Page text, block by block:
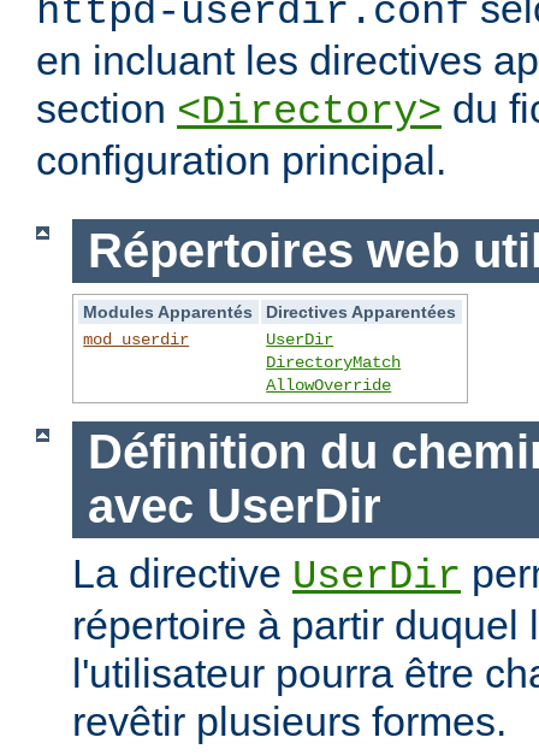
httpd-userdir.conf
en incluant les directives
section <Directory> du
configuration principal.
Répertoires web
Modules Apparentés
Directives Apparentées
mod_userdir
UserDir
DirectoryMatch
AllowOverride
Définition du
avec UserDir
La directive UserDir
répertoire à partir duquel
l'utilisateur pourra être
revêtir plusieurs formes.